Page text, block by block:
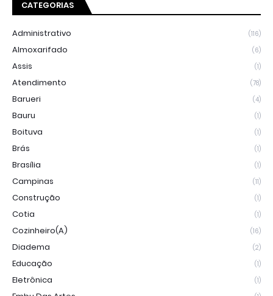
CATEGORIAS
Administrativo (116)
Almoxarifado (6)
Assis (1)
Atendimento (78)
Barueri (4)
Bauru (1)
Boituva (1)
Brás (1)
Brasília (1)
Campinas (11)
Construção (1)
Cotia (1)
Cozinheiro(a) (16)
Diadema (2)
Educação (1)
Eletrônica (1)